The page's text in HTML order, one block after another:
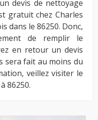
devis de nettoyage
gratuit chez Charles
dans le 86250. Donc,
de remplir le
en retour un devis
sera fait au moins du
veillez visiter le
86250.